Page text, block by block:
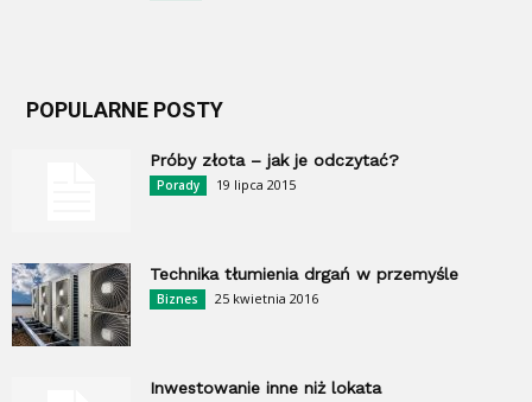
POPULARNE POSTY
Próby złota – jak je odczytać?
Porady 19 lipca 2015
Technika tłumienia drgań w przemyśle
Biznes 25 kwietnia 2016
Inwestowanie inne niż lokata